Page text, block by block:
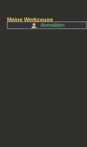
Meine Werkzeuge
Anmelden